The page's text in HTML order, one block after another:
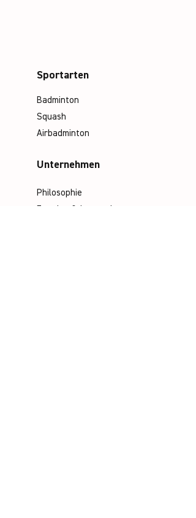
Badminton
Squash
Airbadminton
Sportarten
Philosophie
Unternehmen